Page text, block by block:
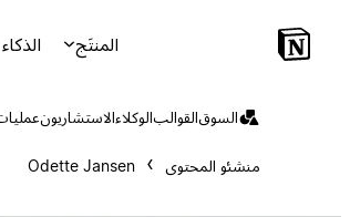
المنتَج
السوقالقوالبالوكلاءالاستشاريون
منشئو المحتوى Odette Jansen